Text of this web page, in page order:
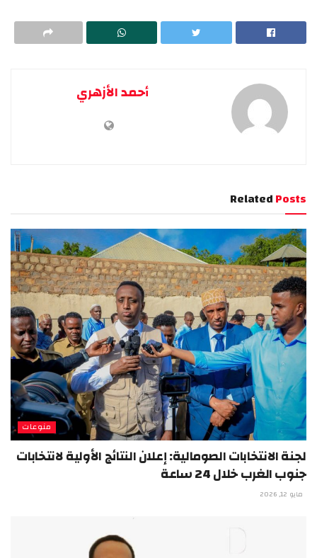
أحمد الأزهري
RelatedPosts
منوعات
لجنة الانتخابات الصومالية: إعلان النتائج الأولية لانتخابات
جنوب الغرب خلال 24 ساعة
مايو 12, 2026